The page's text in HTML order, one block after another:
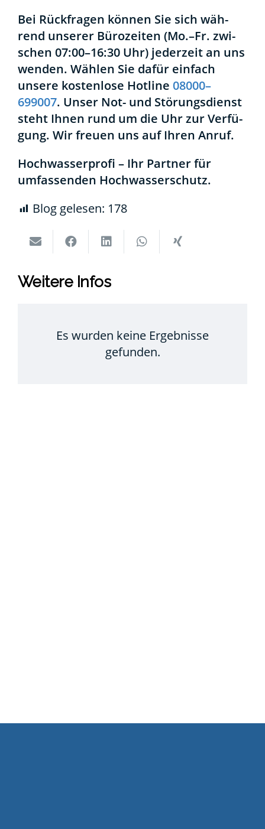
Bei Rück­fra­gen kön­nen Sie sich wäh­
rend unse­rer Büro­zei­ten (Mo.–Fr. zwi­
schen 07:00–16:30 Uhr) jeder­zeit an uns
wen­den. Wäh­len Sie dafür ein­fach
unse­re kos­ten­lo­se Hot­line 08000–
699007. Unser Not- und Stö­rungs­dienst
steht Ihnen rund um die Uhr zur Ver­fü­
gung. Wir freu­en uns auf Ihren Anruf.
Hoch­was­ser­pro­fi – Ihr Part­ner für
umfas­sen­den Hoch­was­ser­schutz.
Blog gele­sen: 178
Wei­te­re Infos
Es wurden keine Ergebnisse
gefunden.